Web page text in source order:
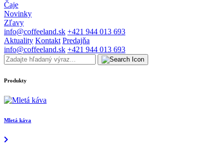
Čaje
Novinky
Zľavy
info@coffeeland.sk +421 944 013 693
Aktuality Kontakt Predajňa
info@coffeeland.sk +421 944 013 693
Produkty
Mletá káva